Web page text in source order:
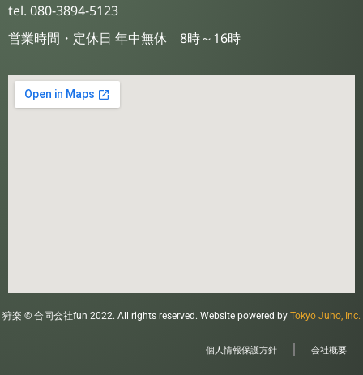
tel. 080-3894-5123
営業時間・定休日 年中無休 8時～16時
狩楽 © 合同会社fun 2022. All rights reserved. Website powered by Tokyo Juho, Inc.
個人情報保護方針 会社概要